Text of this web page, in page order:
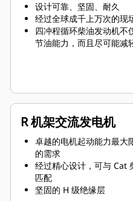
设计可靠、坚固、耐久
经过全球成千上万次的现
四冲程循环柴油发动机不
节油能力，而且尽可能减
R 机架交流发电机
卓越的电机起动能力最大
的需求
经过精心设计，可与 Cat
匹配
坚固的 H 级绝缘层